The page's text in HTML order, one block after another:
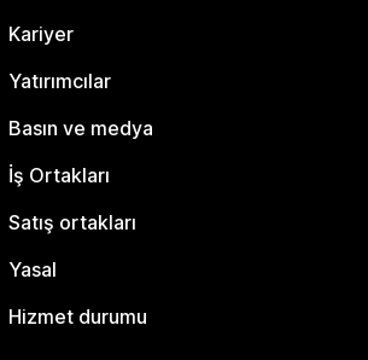
Kariyer
Yatırımcılar
Basın ve medya
İş Ortakları
Satış ortakları
Yasal
Hizmet durumu